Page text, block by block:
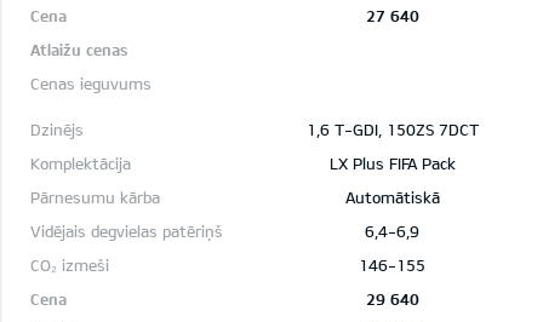
27 640
1,6 T-GDI, 150ZS 7DCT
LX Plus FIFA Pack
Automātiskā
6,4-6,9
146-155
29 640